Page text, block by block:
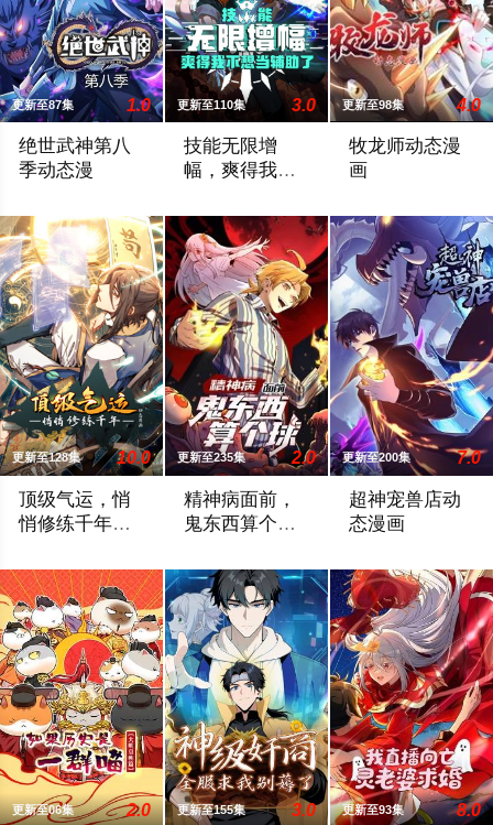
更新至87集 1.0
绝世武神第八
季动态漫
更新至110集 3.0
技能无限增
幅，爽得我不
动态漫画
更新至98集 4.0
牧龙师动态漫
画
更新至128集 10.0
顶级气运，悄
悄修练千年动
更新至235集 2.0
精神病面前，
鬼东西算个球
更新至200集 7.0
超神宠兽店动
态漫画
更新至06集 2.0 更新至155集 3.0 更新至93集 8.0